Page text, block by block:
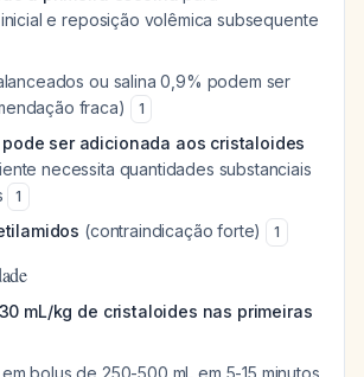
e reposição volêmica subsequente
ou salina 0,9% podem ser
fraca)
1
ser adicionada aos cristaloides
necessita quantidades substanciais
1
(contraindicação forte) 1
mL/kg de cristaloides nas primeiras
bolus de 250-500 mL em 5-15 minutos